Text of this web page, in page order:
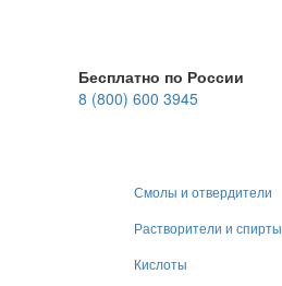
Бесплатно по России
8 (800) 600 3945
Смолы и отвердители
Растворители и спирты
Кислоты